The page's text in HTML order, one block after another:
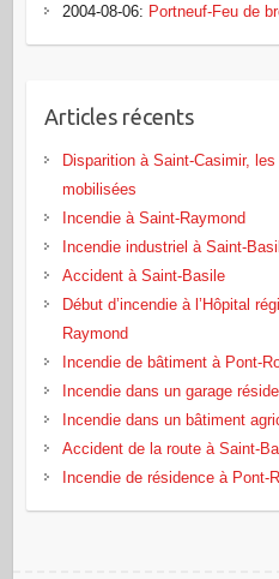
2004-08-06: Portneuf-Feu de
Articles récents
Disparition à Saint-Casimir,
mobilisées
Incendie à Saint-Raymond
Incendie industriel à Saint-
Accident à Saint-Basile
Début d’incendie à l’Hôpital
Raymond
Incendie de bâtiment à
Incendie dans un garage
Incendie dans un bâtiment
Accident de la route à Saint-
Incendie de résidence à Pont-